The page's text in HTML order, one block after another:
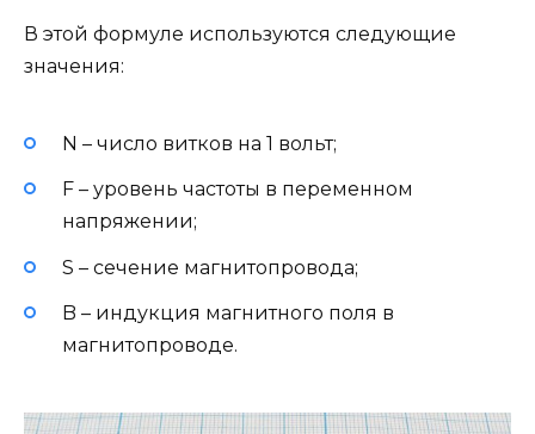
В этой формуле используются следующие
значения:
N – число витков на 1 вольт;
F – уровень частоты в переменном
напряжении;
S – сечение магнитопровода;
B – индукция магнитного поля в
магнитопроводе.